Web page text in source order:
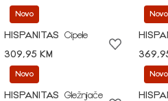
Novo
HISPANITAS
Cipele
309,95 KM
Novo
Novo
HISPANITAS
Gležnjače
Novo